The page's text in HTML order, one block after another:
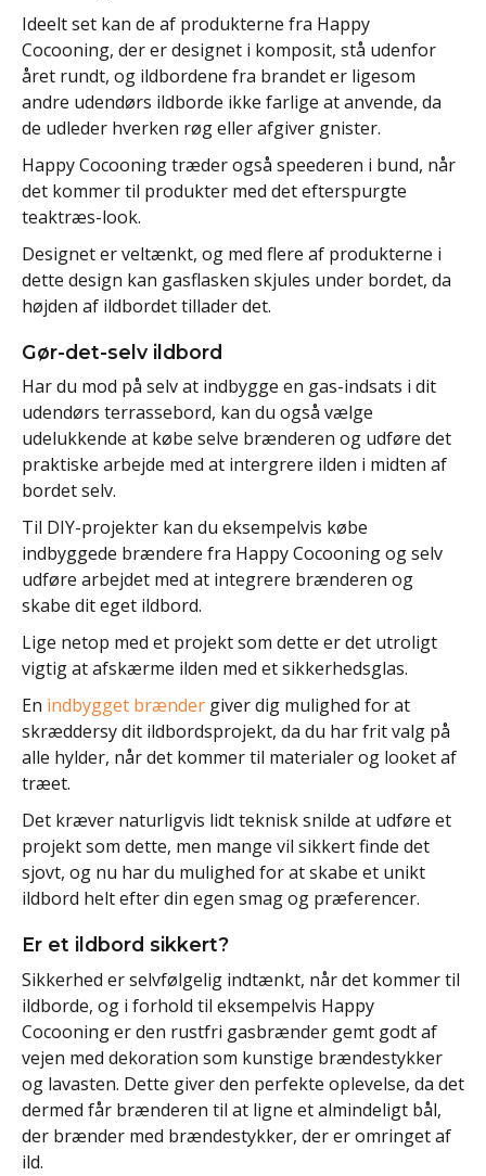
Ideelt set kan de af produkterne fra Happy
Cocooning, der er designet i komposit, stå udenfor
året rundt, og ildbordene fra brandet er ligesom
andre udendørs ildborde ikke farlige at anvende, da
de udleder hverken røg eller afgiver gnister.
Happy Cocooning træder også speederen i bund, når
det kommer til produkter med det efterspurgte
teaktræs-look.
Designet er veltænkt, og med flere af produkterne i
dette design kan gasflasken skjules under bordet, da
højden af ildbordet tillader det.
Gør-det-selv ildbord
Har du mod på selv at indbygge en gas-indsats i dit
udendørs terrassebord, kan du også vælge
udelukkende at købe selve brænderen og udføre det
praktiske arbejde med at intergrere ilden i midten af
bordet selv.
Til DIY-projekter kan du eksempelvis købe
indbyggede brændere fra Happy Cocooning og selv
udføre arbejdet med at integrere brænderen og
skabe dit eget ildbord.
Lige netop med et projekt som dette er det utroligt
vigtig at afskærme ilden med et sikkerhedsglas.
En indbygget brænder giver dig mulighed for at
skræddersy dit ildbordsprojekt, da du har frit valg på
alle hylder, når det kommer til materialer og looket af
træet.
Det kræver naturligvis lidt teknisk snilde at udføre et
projekt som dette, men mange vil sikkert finde det
sjovt, og nu har du mulighed for at skabe et unikt
ildbord helt efter din egen smag og præferencer.
Er et ildbord sikkert?
Sikkerhed er selvfølgelig indtænkt, når det kommer til
ildborde, og i forhold til eksempelvis Happy
Cocooning er den rustfri gasbrænder gemt godt af
vejen med dekoration som kunstige brændestykker
og lavasten. Dette giver den perfekte oplevelse, da det
dermed får brænderen til at ligne et almindeligt bål,
der brænder med brændestykker, der er omringet af
ild.